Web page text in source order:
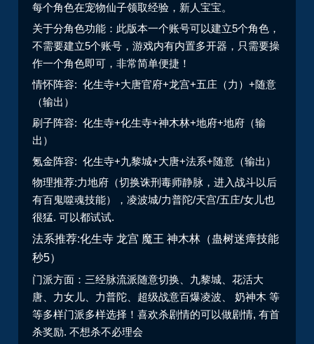
每个角色在宠物仙子领取经验，新人宝宝。
关于分角色功能：此版本一个账号可以建立5个角色，
不需要建立5个账号，游戏内有内置多开器，只需要操
作一个角色即可，非常简单便捷！
情怀阵容: 化生寺+大唐官府+龙宫+五庄（力）+随意
（输出）
刷子阵容: 化生寺+化生寺+神木林+地府+地府（输
出）
氪金阵容: 化生寺+九黎城+大唐+法系+随意（输出）
物理推荐:力地府（切换诛刑毒师静脉，进入战斗以后
有百鬼噬魂技能），凌波城/力普陀/天宫/五庄/女儿也
很猛. 可以都试试.
法系推荐:化生寺 龙宫 魔王 神木林（蛊树迷瘴技能
秒5）
门派方面：三经脉流派随意切换、九黎城、花活大
唐、力女儿、力普陀、超级战意百爆凌波、 奶神木 等
等多样门派多样选择！喜欢杀剧情的可以做剧情, 有首
杀奖励. 不想杀不必理会